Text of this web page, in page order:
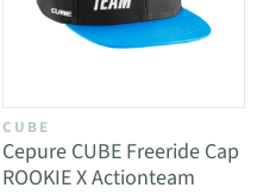
CUBE
Cepure CUBE Freeride Cap
ROOKIE X Actionteam